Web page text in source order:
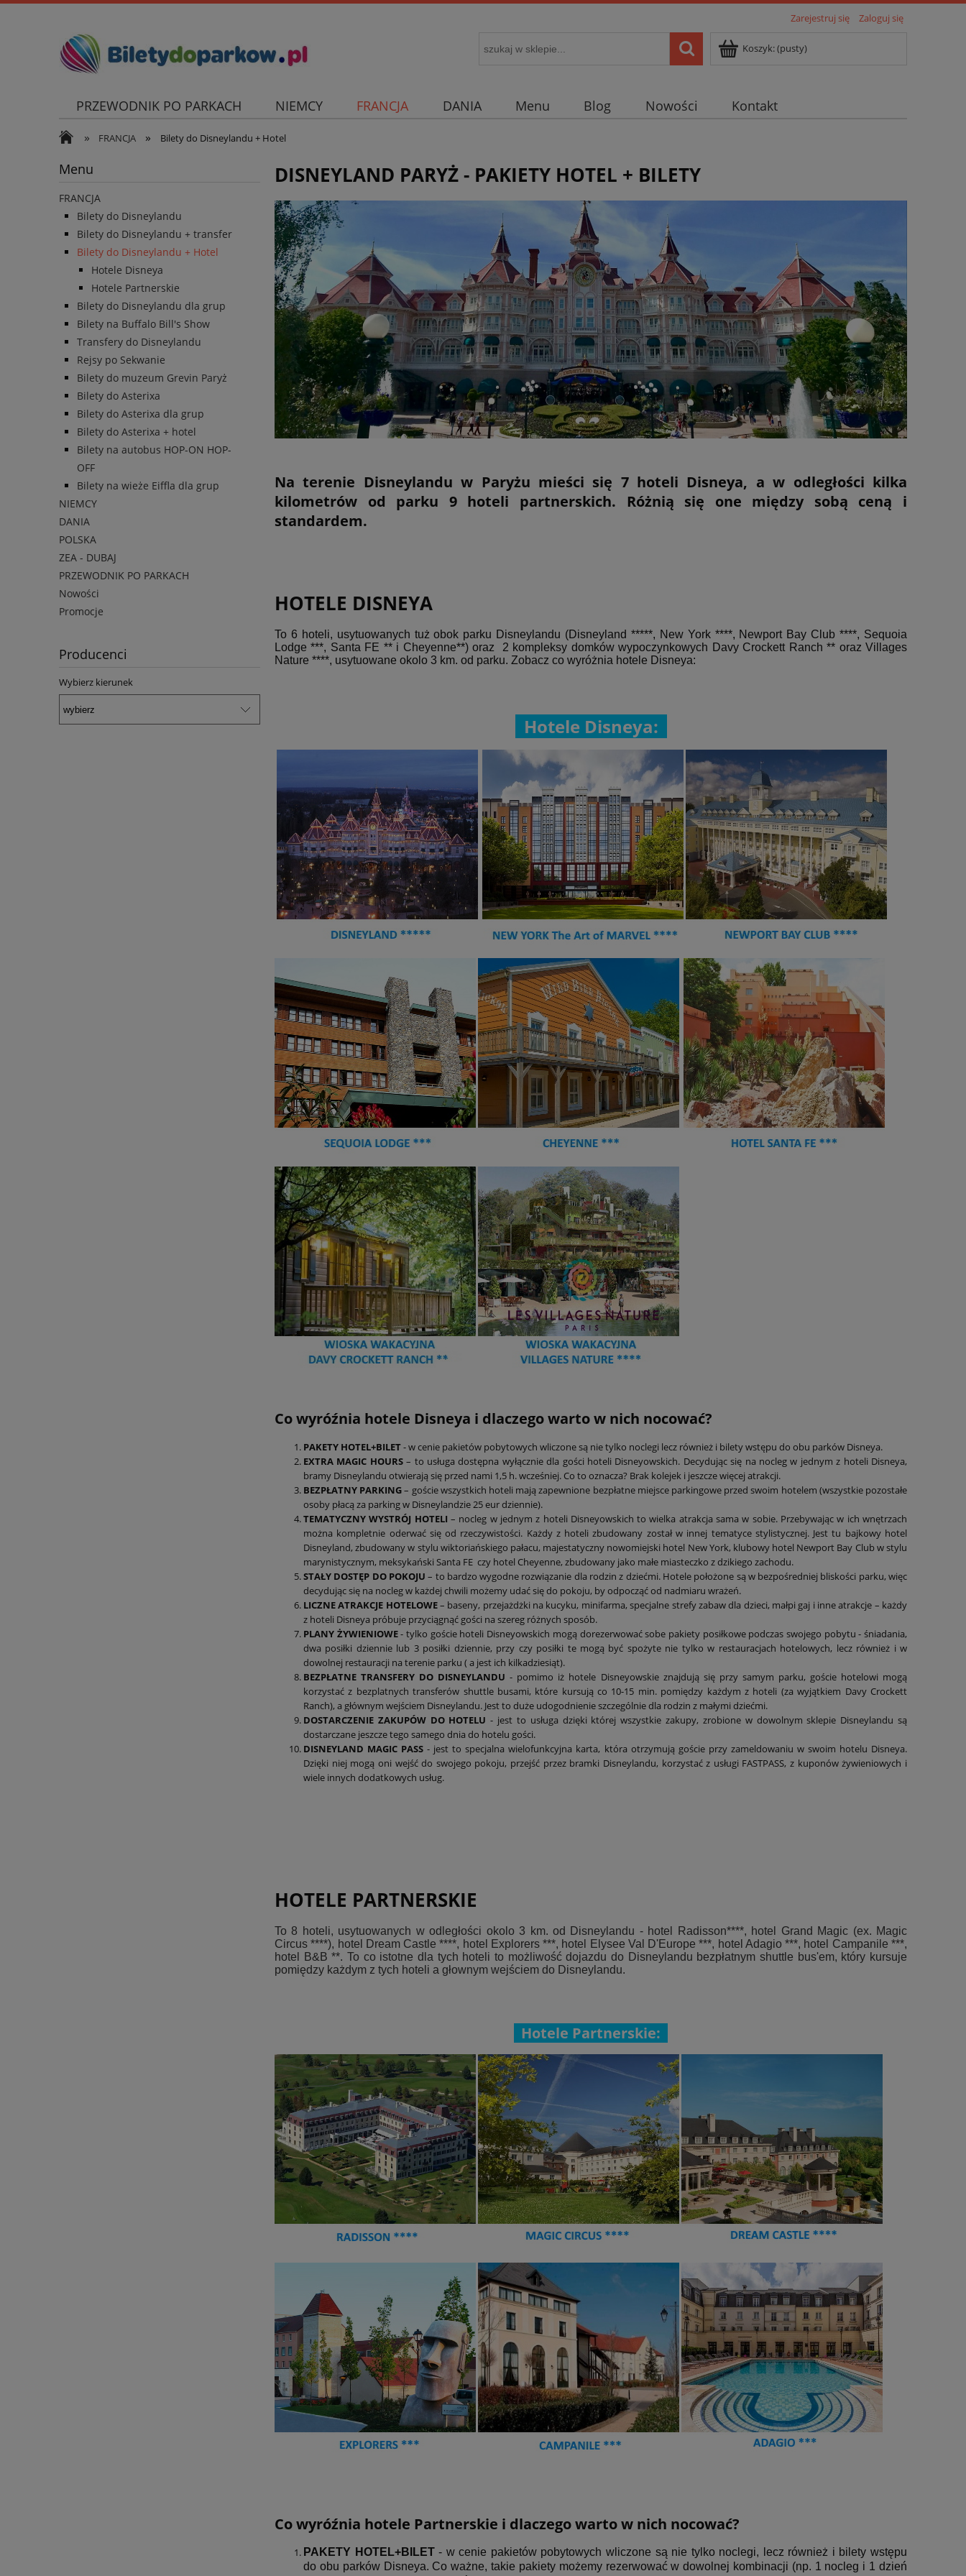
Zarejestruj się Zaloguj się
Koszyk:(pusty)
PRZEWODNIK PO PARKACH NIEMCY FRANCJA DANIA Menu Blog Nowości Kontakt
» FRANCJA » Bilety do Disneylandu + Hotel
Menu
FRANCJA
Bilety do Disneylandu
Bilety do Disneylandu + transfer
Bilety do Disneylandu + Hotel
Hotele Disneya
Hotele Partnerskie
Bilety do Disneylandu dla grup
Bilety na Buffalo Bill's Show
Transfery do Disneylandu
Rejsy po Sekwanie
Bilety do muzeum Grevin Paryż
Bilety do Asterixa
Bilety do Asterixa dla grup
Bilety do Asterixa + hotel
Bilety na autobus HOP-ON HOP-
OFF
Bilety na wieże Eiffla dla grup
NIEMCY
DANIA
POLSKA
ZEA - DUBAJ
PRZEWODNIK PO PARKACH
Nowości
Promocje
Producenci
Wybierz kierunek
DISNEYLAND PARYŻ - PAKIETY HOTEL + BILETY
Na terenie Disneylandu w Paryżu mieści się 7 hoteli Disneya, a w odległości kilka
kilometrów od parku 9 hoteli partnerskich. Różnią się one między sobą ceną i
standardem.
HOTELE DISNEYA
To 6 hoteli, usytuowanych tuż obok parku Disneylandu (Disneyland *****, New York ****, Newport Bay Club ****, Sequoia
Lodge ***, Santa FE ** i Cheyenne**) oraz 2 kompleksy domków wypoczynkowych Davy Crockett Ranch ** oraz Villages
Nature ****, usytuowane okolo 3 km. od parku. Zobacz co wyróżnia hotele Disneya:
Hotele Disneya:
Co wyróźnia hotele Disneya i dlaczego warto w nich nocować?
PAKETY HOTEL+BILET- w cenie pakietów pobytowych wliczone są nie tylko noclegi lecz również i bilety wstępu do obu parków Disneya.
EXTRA MAGIC HOURS– to usługa dostępna wyłącznie dla gości hoteli Disneyowskich. Decydując się na nocleg w jednym z hoteli Disneya,
bramy Disneylandu otwierają się przed nami 1,5 h. wcześniej. Co to oznacza? Brak kolejek i jeszcze więcej atrakcji.
BEZPŁATNY PARKING– goście wszystkich hoteli mają zapewnione bezpłatne miejsce parkingowe przed swoim hotelem (wszystkie pozostałe
osoby płacą za parking w Disneylandzie 25 eur dziennie).
TEMATYCZNY WYSTRÓJ HOTELI – nocleg w jednym z hoteli Disneyowskich to wielka atrakcja sama w sobie. Przebywając w ich wnętrzach
można kompletnie oderwać się od rzeczywistości. Każdy z hoteli zbudowany został w innej tematyce stylistycznej. Jest tu bajkowy hotel
Disneyland, zbudowany w stylu wiktoriańskiego pałacu, majestatyczny nowomiejski hotel New York, klubowy hotel Newport Bay Club w stylu
marynistycznym, meksykański Santa FE czy hotel Cheyenne, zbudowany jako małe miasteczko z dzikiego zachodu.
STAŁY DOSTĘP DO POKOJU– to bardzo wygodne rozwiązanie dla rodzin z dziećmi. Hotele położone są w bezpośredniej bliskości parku, więc
decydując się na nocleg w każdej chwili możemy udać się do pokoju, by odpocząć od nadmiaru wrażeń.
LICZNE ATRAKCJE HOTELOWE– baseny, przejażdżki na kucyku, minifarma, specjalne strefy zabaw dla dzieci, małpi gaj i inne atrakcje – każdy
z hoteli Disneya próbuje przyciągnąć gości na szereg różnych sposób.
PLANY ŻYWIENIOWE- tylko goście hoteli Disneyowskich mogą dorezerwować sobe pakiety posiłkowe podczas swojego pobytu - śniadania,
dwa posiłki dziennie lub 3 posiłki dziennie, przy czy posiłki te mogą być spożyte nie tylko w restauracjach hotelowych, lecz również i w
dowolnej restauracji na terenie parku ( a jest ich kilkadziesiąt).
BEZPŁATNE TRANSFERY DO DISNEYLANDU - pomimo iż hotele Disneyowskie znajdują się przy samym parku, goście hotelowi mogą
korzystać z bezplatnych transferów shuttle busami, które kursują co 10-15 min. pomiędzy każdym z hoteli (za wyjątkiem Davy Crockett
Ranch), a głównym wejściem Disneylandu. Jest to duże udogodnienie szczególnie dla rodzin z małymi dziećmi.
DOSTARCZENIE ZAKUPÓW DO HOTELU - jest to usługa dzięki której wszystkie zakupy, zrobione w dowolnym sklepie Disneylandu są
dostarczane jeszcze tego samego dnia do hotelu gości.
DISNEYLAND MAGIC PASS - jest to specjalna wielofunkcyjna karta, która otrzymują goście przy zameldowaniu w swoim hotelu Disneya.
Dzięki niej mogą oni wejść do swojego pokoju, przejść przez bramki Disneylandu, korzystać z usługi FASTPASS, z kuponów żywieniowych i
wiele innych dodatkowych usług.
HOTELE PARTNERSKIE
To 8 hoteli, usytuowanych w odległości okolo 3 km. od Disneylandu - hotel Radisson****, hotel Grand Magic (ex. Magic
Circus ****), hotel Dream Castle ****, hotel Explorers ***, hotel Elysee Val D'Europe ***, hotel Adagio ***, hotel Campanile ***,
hotel B&B **. To co istotne dla tych hoteli to możliwość dojazdu do Disneylandu bezpłatnym shuttle bus'em, który kursuje
pomiędzy każdym z tych hoteli a głownym wejściem do Disneylandu.
Hotele Partnerskie:
Co wyróźnia hotele Partnerskie i dlaczego warto w nich nocować?
PAKETY HOTEL+BILET- w cenie pakietów pobytowych wliczone są nie tylko noclegi, lecz również i bilety wstępu
do obu parków Disneya. Co ważne, takie pakiety możemy rezerwować w dowolnej kombinacji (np. 1 nocleg i 1 dzień